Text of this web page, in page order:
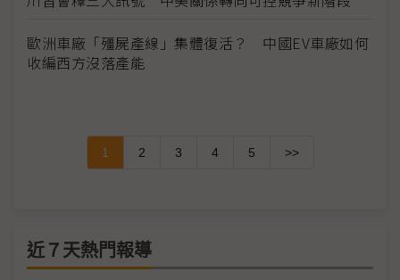
歐洲車廠「殭屍產線」集體復活？ 中國EV車廠如何
收編西方沒落產能
1 2 3 4 5 >>
近７天熱門報導